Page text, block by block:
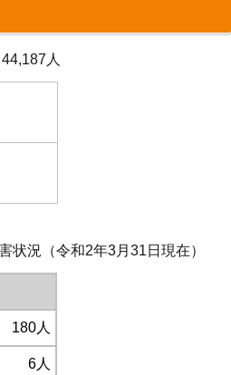
44,187人
状況（令和2年3月31日現在）
180人
6人